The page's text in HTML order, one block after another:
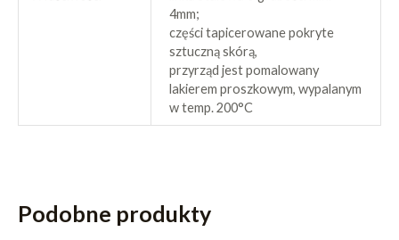
4mm;
części tapicerowane pokryte
sztuczną skórą,
przyrząd jest pomalowany
lakierem proszkowym, wypalanym
w temp. 200°C
Podobne produkty